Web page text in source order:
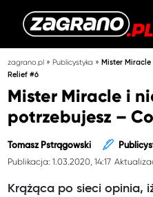
zagrano.pl » Publicystyka »Mister
Relief #6
Mister Miracle i
potrzebujesz –
Tomasz Pstrągowski
Publikacja: 1.03.2020, 14:17
Krążąca po sieci opinia,